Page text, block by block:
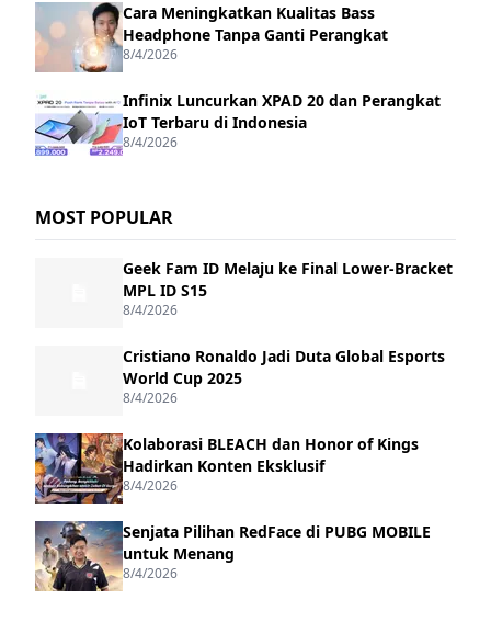
Cara Meningkatkan Kualitas Bass
Headphone Tanpa Ganti Perangkat
8/4/2026
Infinix Luncurkan XPAD 20 dan Perangkat
IoT Terbaru di Indonesia
8/4/2026
MOST POPULAR
Geek Fam ID Melaju ke Final Lower-Bracket
MPL ID S15
8/4/2026
Cristiano Ronaldo Jadi Duta Global Esports
World Cup 2025
8/4/2026
Kolaborasi BLEACH dan Honor of Kings
Hadirkan Konten Eksklusif
8/4/2026
Senjata Pilihan RedFace di PUBG MOBILE
untuk Menang
8/4/2026